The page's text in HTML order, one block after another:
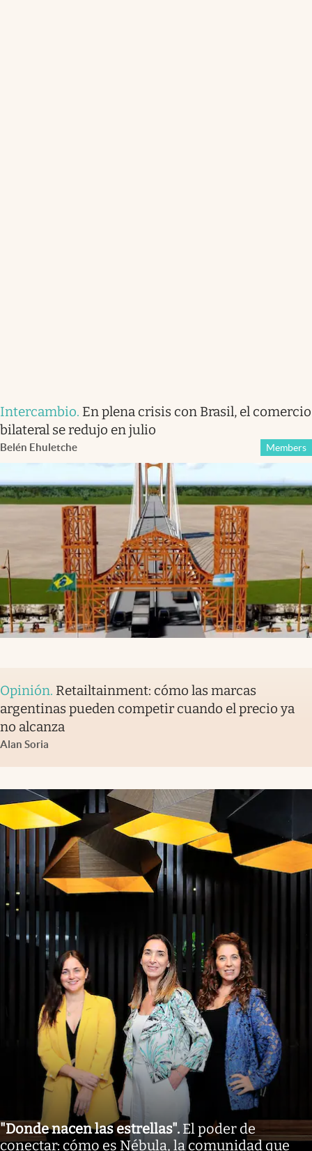
Intercambio. En plena crisis con Brasil, el comercio
bilateral se redujo en julio
Belén Ehuletche Members
Opinión. Retailtainment: cómo las marcas
argentinas pueden competir cuando el precio ya
no alcanza
Alan Soria
"Donde nacen las estrellas". El poder de
conectar: cómo es Nébula, la comunidad que